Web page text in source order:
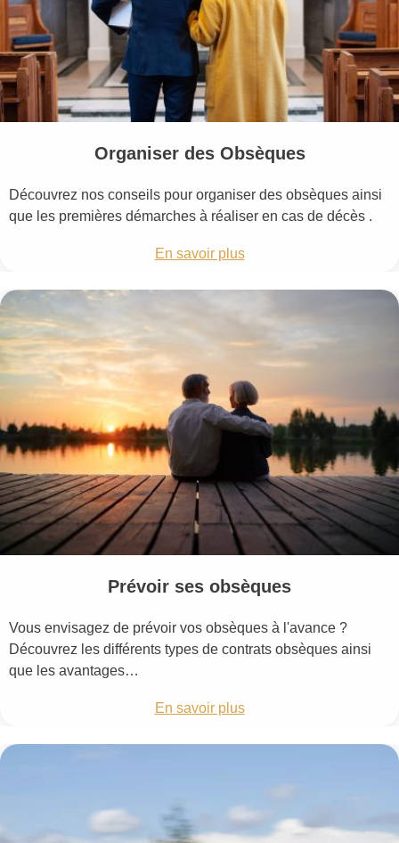
Organiser des Obsèques
Découvrez nos conseils pour organiser des obsèques ainsi
que les premières démarches à réaliser en cas de décès .
En savoir plus
Prévoir ses obsèques
Vous envisagez de prévoir vos obsèques à l'avance ?
Découvrez les différents types de contrats obsèques ainsi
que les avantages…
En savoir plus